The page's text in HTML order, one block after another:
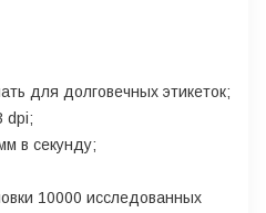
для долговечных этикеток;
dpi;
в секунду;
10000 исследованных